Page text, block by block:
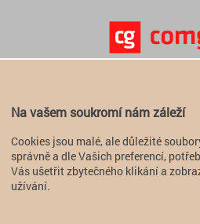
Na vašem soukromí nám záleží
Cookies jsou malé, ale důležité
správně a dle Vašich preferencí,
Vás ušetřit zbytečného klikání a
užívání.